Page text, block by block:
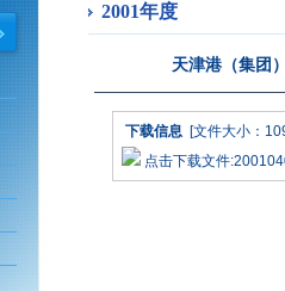
2001年度
天津港（集团
下载信息[文件大小：
点击下载文件